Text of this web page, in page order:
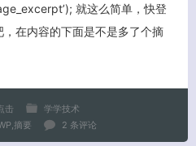
就这么简单，快登
在内容的下面是不是多了个摘
击
学学技术
摘要 2 条评论